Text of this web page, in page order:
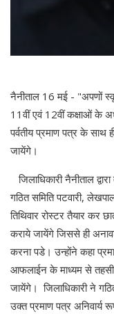
नैनीताल 16 मई - "अपणों
11वीं एवं 12वीं कक्षाओं के
पर्वतीय प्रमाण पत्र के साथ
जायेंगे।
जिलाधिकारी नैनीताल
गठित समिति पटवारी,
तिथिवार रोस्टर तैयार कर
कराये जायेंगे जिससे ही
करना पडे। उन्होंने कहा
आफलाईन के माध्यम से
जायेंगे। जिलाधिकारी ने
उक्त प्रमाण पत्र अनिवार्य